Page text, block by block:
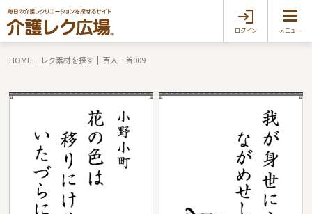
ログイン メニュー
HOME レク素材を探す 百人一首009